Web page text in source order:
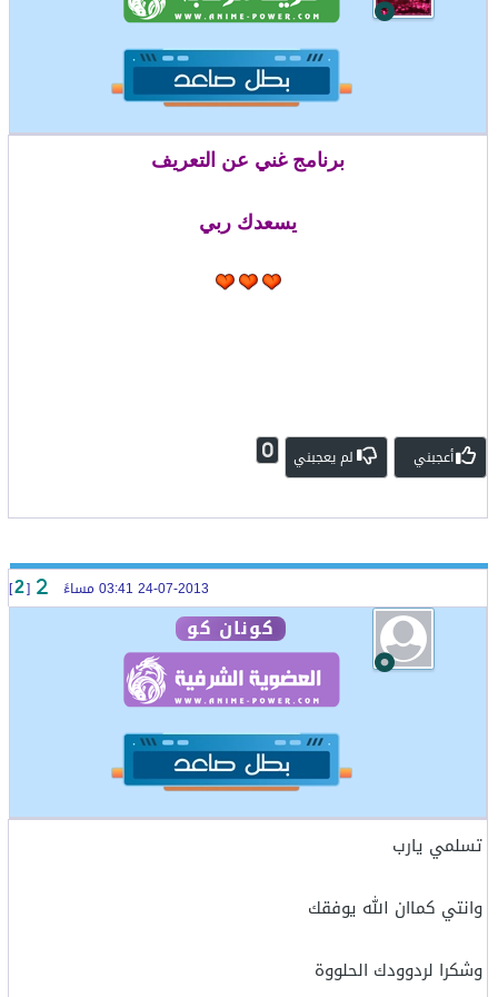
برنامج غني عن التعريف
يسعدك ربي
أعجبني لم يعجبني 0
[
2
]
كونان كو
تسلمي يارب
وانتي كماان الله يوفقك
وشكرا لردوودك الحلووة